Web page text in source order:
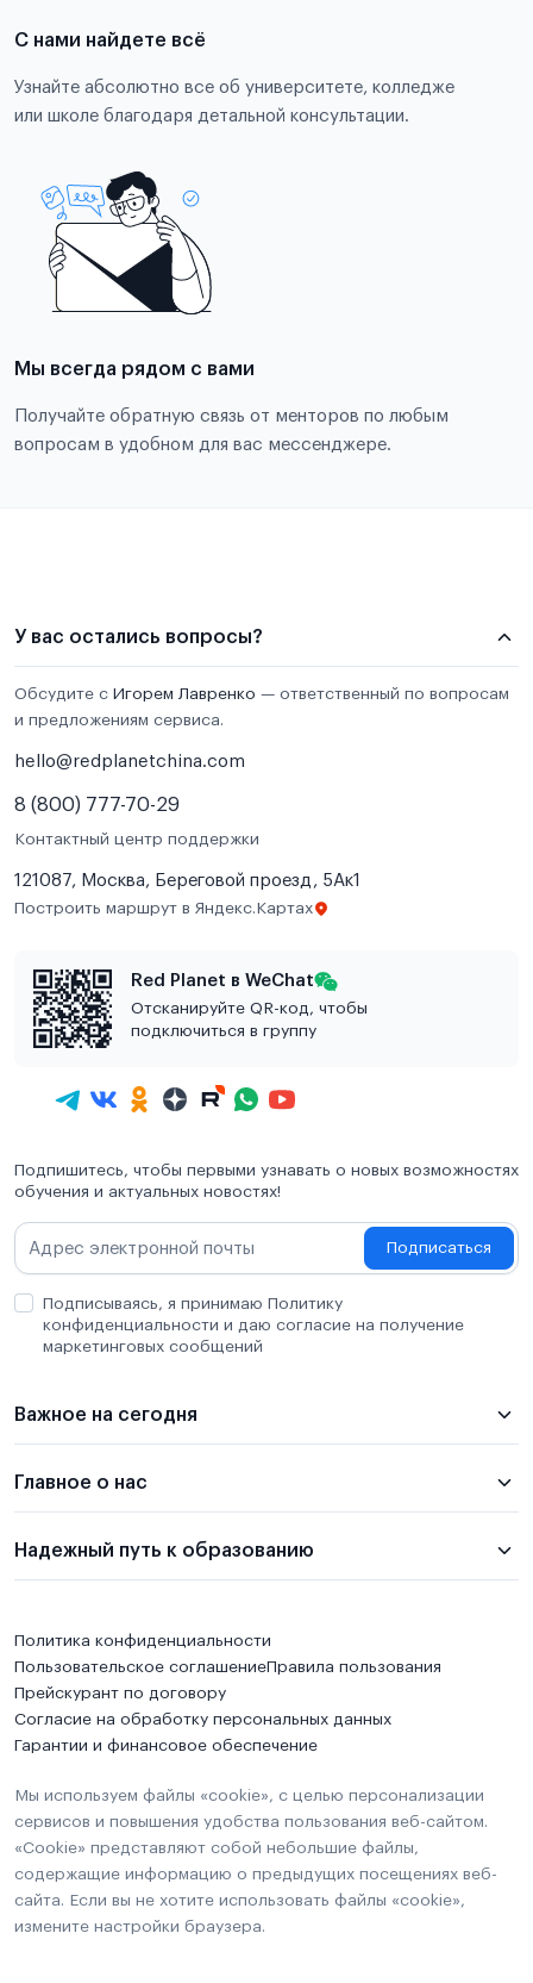
С нами найдете всё
Узнайте абсолютно все об университете, колледже
или школе благодаря детальной консультации.
Мы всегда рядом с вами
Получайте обратную связь от менторов по любым
вопросам в удобном для вас мессенджере.
У вас остались вопросы?
Обсудите с Игорем Лавренко — ответственный по вопросам
и предложениям сервиса.
hello@redplanetchina.com
8 (800) 777-70-29
Контактный центр поддержки
121087, Москва, Береговой проезд, 5Ак1
Построить маршрут в Яндекс.Картах
Red Planet в WeChat
Отсканируйте QR-код, чтобы
подключиться в группу
Подпишитесь, чтобы первыми узнавать о новых возможностях
обучения и актуальных новостях!
Подписаться
Подписываясь, я принимаю Политику
конфиденциальности и даю согласие на получение
маркетинговых сообщений
Важное на сегодня
Главное о нас
Надежный путь к образованию
Политика конфиденциальности
Пользовательское соглашениеПравила пользования
Прейскурант по договору
Согласие на обработку персональных данных
Гарантии и финансовое обеспечение
Мы используем файлы «cookie», с целью персонализации
сервисов и повышения удобства пользования веб-сайтом.
«Cookie» представляют собой небольшие файлы,
содержащие информацию о предыдущих посещениях веб-
сайта. Если вы не хотите использовать файлы «cookie»,
измените настройки браузера.